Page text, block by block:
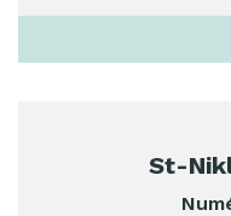
St-